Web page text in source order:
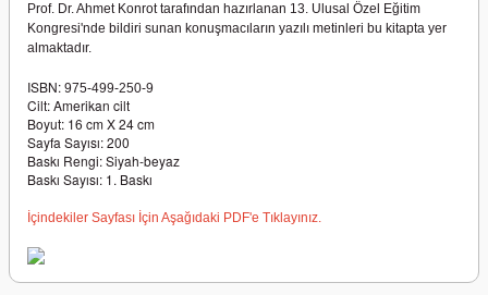
Prof. Dr. Ahmet Konrot tarafından hazırlanan 13. Ulusal Özel Eğitim
Kongresi'nde bildiri sunan konuşmacıların yazılı metinleri bu kitapta yer
almaktadır.
ISBN: 975-499-250-9
Cilt: Amerikan cilt
Boyut: 16 cm X 24 cm
Sayfa Sayısı: 200
Baskı Rengi: Siyah-beyaz
Baskı Sayısı: 1. Baskı
İçindekiler Sayfası İçin Aşağıdaki PDF'e Tıklayınız.